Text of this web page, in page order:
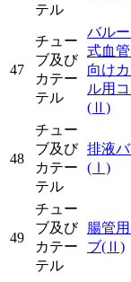
テル
47
チュー
ブ及び
カテー
テル
バル
式血
向け
ル用
(Ⅱ)
48
チュー
ブ及び
カテー
テル
排液
(Ⅰ)
49
チュー
ブ及び
カテー
テル
腸管
ブ(Ⅱ)